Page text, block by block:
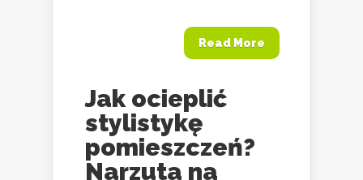
Read More
Jak ocieplić
stylistykę
pomieszczeń?
Narzuta na